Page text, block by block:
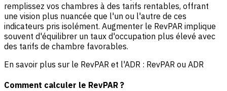
remplissez vos chambres à des tarifs rentables, offrant
une vision plus nuancée que l'un ou l'autre de ces
indicateurs pris isolément. Augmenter le RevPAR implique
souvent d'équilibrer un taux d'occupation plus élevé avec
des tarifs de chambre favorables.
En savoir plus sur le RevPAR et l'ADR : RevPAR ou ADR
Comment calculer le RevPAR ?